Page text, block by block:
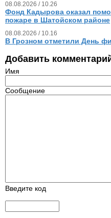
08.08.2026 / 10.26
Фонд Кадырова оказал
пожаре в Шатойском районе
08.08.2026 / 10.16
В Грозном отметили День
Добавить
Имя
Сообщение
Введите код